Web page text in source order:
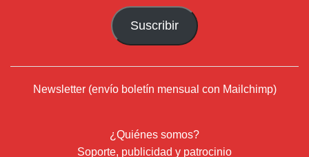
Suscribir
Newsletter (envío boletín mensual con Mailchimp)
¿Quiénes somos?
Soporte, publicidad y patrocinio